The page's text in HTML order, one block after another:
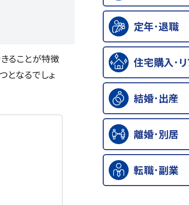
ることが特徴
となるでしょ
定年･退職
住宅購入･リ
結婚･出産
離婚･別居
転職･副業